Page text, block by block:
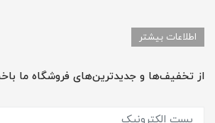
اطلاعات بیشتر
از تخفیف‌ها و جدیدترین‌های فروشگاه ما